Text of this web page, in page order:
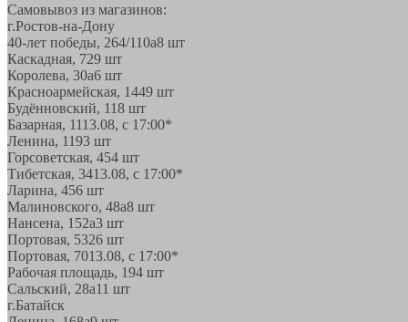
Самовывоз из магазинов:
г.Ростов-на-Дону
40-лет победы, 264/110а8 шт
Каскадная, 729 шт
Королева, 30а6 шт
Красноармейская, 1449 шт
Будённовский, 118 шт
Базарная, 1113.08, с 17:00*
Ленина, 1193 шт
Горсоветская, 454 шт
Тибетская, 3413.08, с 17:00*
Ларина, 456 шт
Малиновского, 48а8 шт
Нансена, 152а3 шт
Портовая, 5326 шт
Портовая, 7013.08, с 17:00*
Рабочая площадь, 194 шт
Сальский, 28a11 шт
г.Батайск